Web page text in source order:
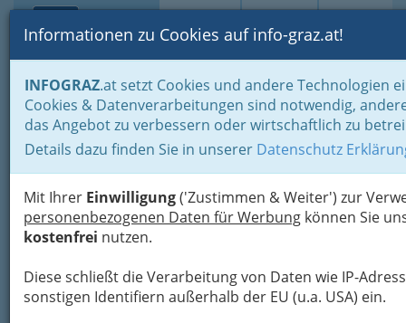
Suche Login Toggle
Informationen zu Cookies auf info-graz.at!
INFOGRAZ.at setzt Cookies und andere Technologien
Cookies & Datenverarbeitungen sind notwendig,
das Angebot zu verbessern oder wirtschaftlich zu
Details dazu finden Sie in unserer Datenschutz
Mit Ihrer Einwilligung('Zustimmen & Weiter') zur
personenbezogenen Daten für Werbung können Sie
kostenfrei nutzen.
Diese schließt die Verarbeitung von Daten wie IP-
sonstigen Identifiern außerhalb der EU (u.a. USA) ein.
Home Branchen
Grazer Spielstätten -
Orpheum, Dom im Berg und
Schloßbergbühne
Kasematten GmbH
Orpheumgasse 8, 8020 Graz